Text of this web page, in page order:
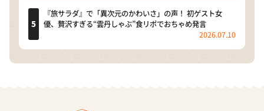
『旅サラダ』で「異次元のかわいさ」の声！ 初ゲスト女
優、贅沢すぎる“雲丹しゃぶ”食リポでおちゃめ発言
2026.07.10